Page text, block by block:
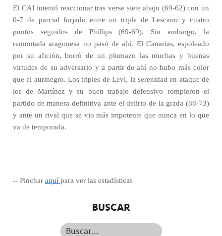
El CAI intentó reaccionar tras verse siete abajo (69-62) con un
0-7 de parcial forjado entre un triple de Lescano y cuatro
puntos seguidos de Phillips (69-69). Sin embargo, la
remontada aragonesa no pasó de ahí. El Canarias, espoleado
por su afición, borró de un plumazo las muchas y buenas
virtudes de su adversario y a partir de ahí no hubo más color
que el aurinegro. Los triples de Levi, la serenidad en ataque de
los de Martínez y su buen trabajo defensivo rompieron el
partido de manera definitiva ante el delirio de la grada (88-73)
y ante un rival que se vio más impotente que nunca en lo que
va de temporada.
-- Pinchar aquí para ver las estadísticas
BUSCAR
Buscar...